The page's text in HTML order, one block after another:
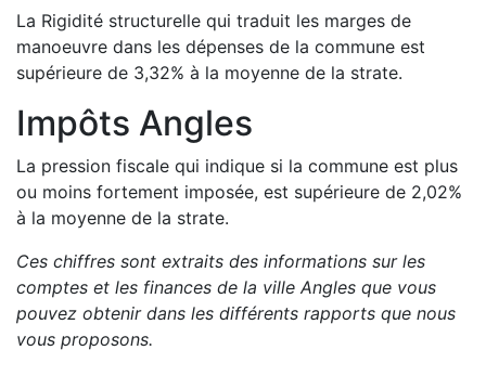
La Rigidité structurelle qui traduit les marges de
manoeuvre dans les dépenses de la commune est
supérieure de 3,32% à la moyenne de la strate.
Impôts Angles
La pression fiscale qui indique si la commune est plus
ou moins fortement imposée, est supérieure de 2,02%
à la moyenne de la strate.
Ces chiffres sont extraits des informations sur les
comptes et les finances de la ville Angles que vous
pouvez obtenir dans les différents rapports que nous
vous proposons.